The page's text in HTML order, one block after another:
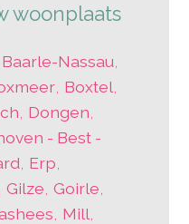
woonplaats
Baarle-Nassau
, Boxtel
Dongen
- Best -
Erp
,Gilze ,Goirle
Mill